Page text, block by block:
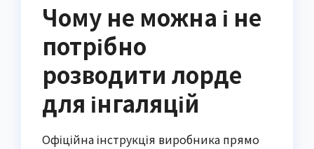
Чому не можна і не
потрібно
розводити лорде
для інгаляцій
Офіційна інструкція виробника прямо